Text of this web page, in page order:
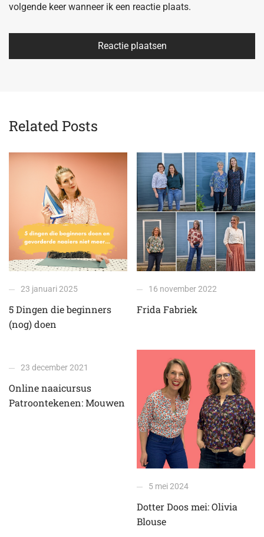
volgende keer wanneer ik een reactie plaats.
Related Posts
23 januari 2025
5 Dingen die beginners
(nog) doen
16 november 2022
Frida Fabriek
23 december 2021
Online naaicursus
Patroontekenen: Mouwen
5 mei 2024
Dotter Doos mei: Olivia
Blouse